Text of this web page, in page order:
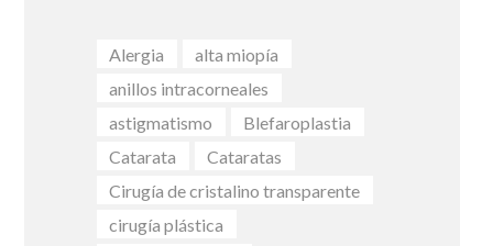
Alergia
alta miopía
anillos intracorneales
astigmatismo
Blefaroplastia
Catarata
Cataratas
Cirugía de cristalino transparente
cirugía plástica